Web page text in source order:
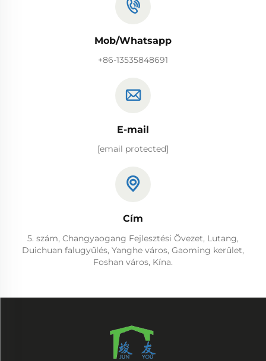
Mob/Whatsapp
+86-13535848691
E-mail
[email protected]
Cím
5. szám, Changyaogang Fejlesztési Övezet, Lutang,
Duichuan falugyűlés, Yanghe város, Gaoming kerület,
Foshan város, Kína.